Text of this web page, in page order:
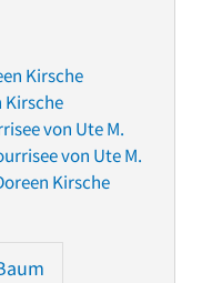
Kirsche
Kirsche
von Ute M.
von Ute M.
Kirsche